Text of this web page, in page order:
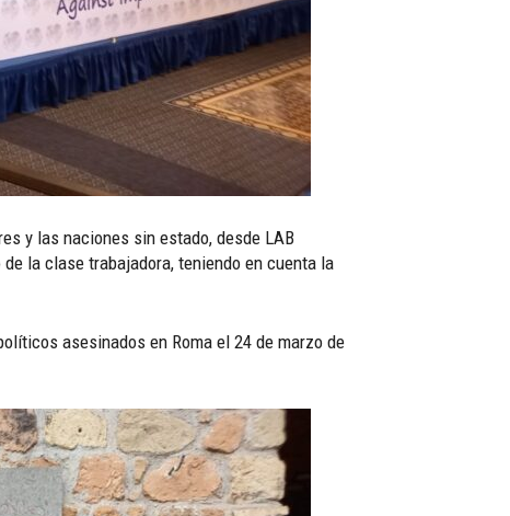
y las naciones sin estado, desde LAB
la clase trabajadora, teniendo en cuenta la
asesinados en Roma el 24 de marzo de